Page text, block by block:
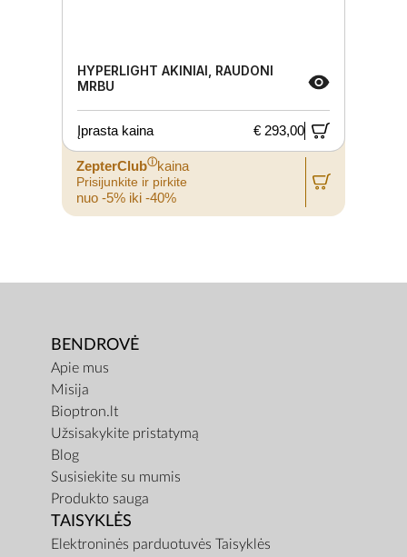
HYPERLIGHT AKINIAI, RAUDONI
MRBU
Įprasta kaina € 293,00
ZepterClubⓘkaina
Prisijunkite ir pirkite
nuo -5% iki -40%
BENDROVĖ
Apie mus
Misija
Bioptron.lt
Užsisakykite pristatymą
Blog
Susisiekite su mumis
Produkto sauga
TAISYKLĖS
Elektroninės parduotuvės Taisyklės